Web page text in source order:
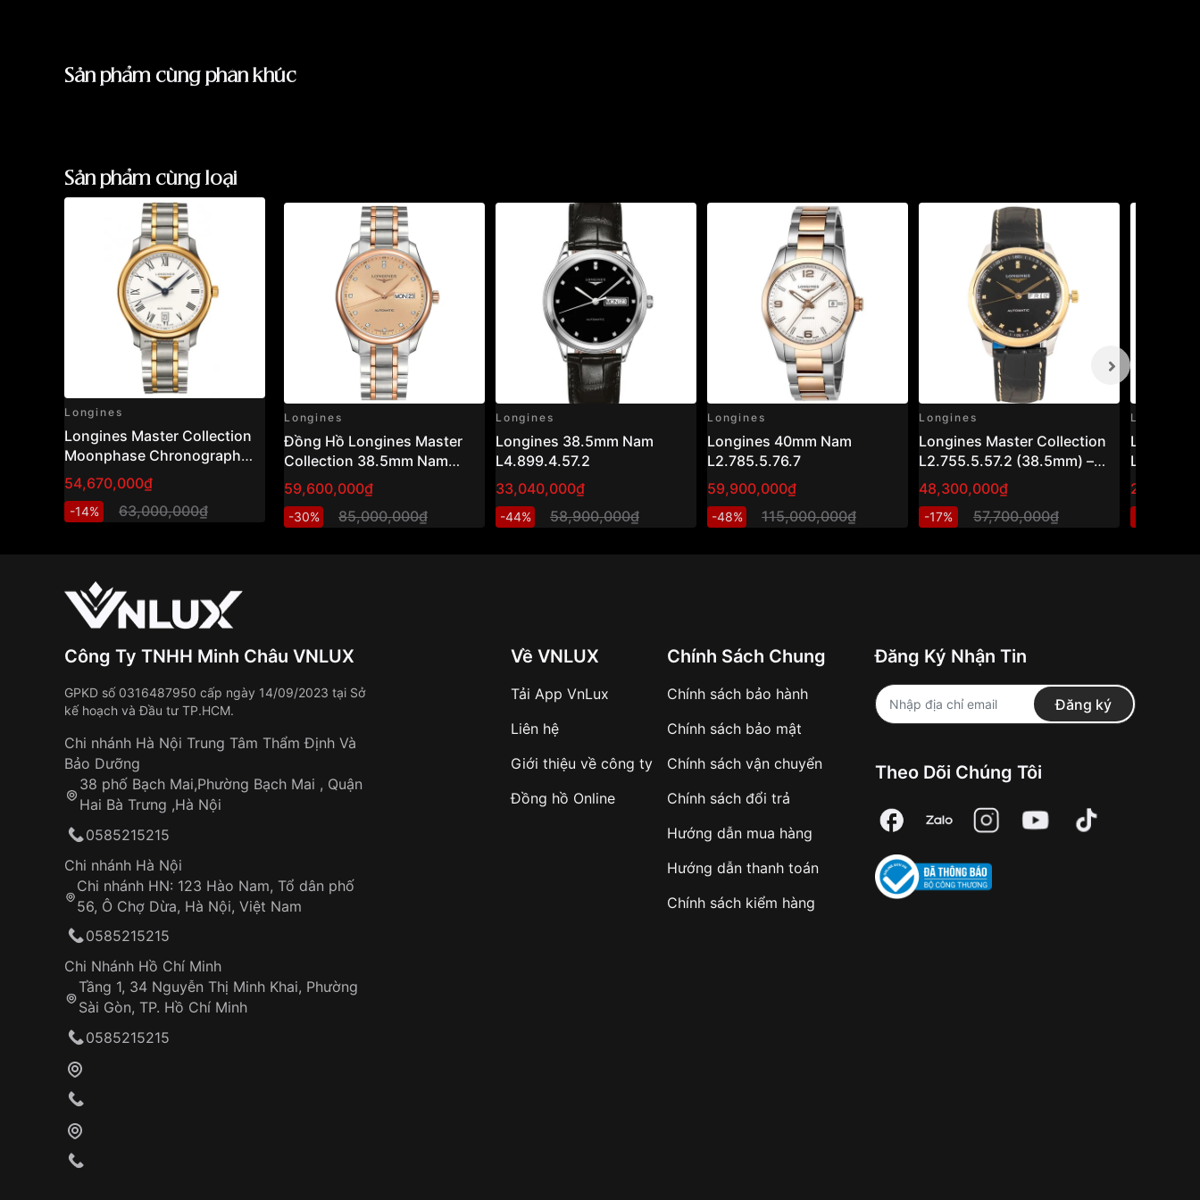
Sản phẩm cùng phân khúc
Sản phẩm cùng loại
Longines
Longines Master Collection
Moonphase Chronograph
Gold Cap 38.5mm Ref:
L2.628.5.11.7 (L26285117) –
Swiss Made
54,670,000₫
-14% 63,000,000₫
Longines
Đồng Hồ Longines Master
Collection 38.5mm Nam
L2.755.5.99.7
59,600,000₫
-30% 85,000,000₫
Longines
Longines 38.5mm Nam
L4.899.4.57.2
33,040,000₫
-44% 58,900,000₫
Longines
Longines 40mm Nam
L2.785.5.76.7
59,900,000₫
-48% 115,000,000₫
Longines
Longines Master Collection
L2.755.5.57.2 (38.5mm) –
Đồng hồ nam vàng 18K đính
kim cương, phong cách
Dress Watch Thụy Sỹ
48,300,000₫
-17% 57,700,000₫
Longines
Longines
Công Ty TNHH Minh Châu VNLUX
GPKD số 0316487950 cấp ngày 14/09/2023 tại Sở
kế hoạch và Đầu tư TP.HCM.
Chi nhánh Hà Nội Trung Tâm Thẩm Định Và
Bảo Dưỡng
38 phố Bạch Mai,Phường Bạch Mai , Quận
Hai Bà Trưng ,Hà Nội
0585215215
Chi nhánh Hà Nội
Chi nhánh HN: 123 Hào Nam, Tổ dân phố
56, Ô Chợ Dừa, Hà Nội, Việt Nam
0585215215
Chi Nhánh Hồ Chí Minh
Tầng 1, 34 Nguyễn Thị Minh Khai, Phường
Sài Gòn, TP. Hồ Chí Minh
0585215215
Về VNLUX
Tải App VnLux
Liên hệ
Giới thiệu về công ty
Đồng hồ Online
Chính Sách Chung
Chính sách bảo hành
Chính sách bảo mật
Chính sách vận chuyển
Chính sách đổi trả
Hướng dẫn mua hàng
Hướng dẫn thanh toán
Chính sách kiểm hàng
Đăng Ký Nhận Tin
Đăng ký
Theo Dõi Chúng Tôi